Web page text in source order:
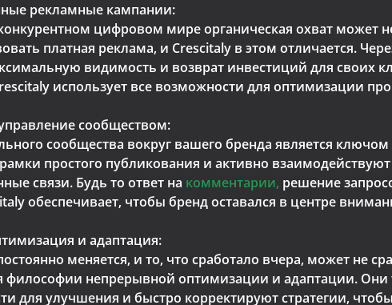
рекламные кампании:
цифровом мире органическая охват может
платная реклама, и Crescitaly в этом отличается.
видимость и возврат инвестиций для своих
использует все возможности для оптимизации
сообществом:
сообщества вокруг вашего бренда является
простого публикования и активно
связи. Будь то ответ на комментарии, решение
обеспечивает, чтобы бренд оставался в центре
и адаптация:
меняется, и то, что сработало вчера, может не
философии непрерывной оптимизации и адаптации. Они
для улучшения и быстро корректируют стратегии,